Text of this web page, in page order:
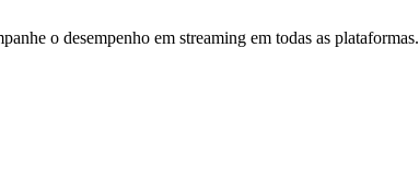
o desempenho em streaming em todas as plataformas.